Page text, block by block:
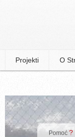
Projekti O
Pomoć ?